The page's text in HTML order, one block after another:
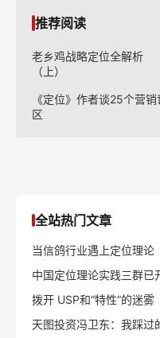
推荐阅读
老乡鸡战略定位全解析
（上）
《定位》作者谈25个营销
区
全站热门文章
当信鸽行业遇上定位理论
中国定位理论实践三群已
拨开 USP和“特性”的迷雾
天图投资冯卫东：我踩过